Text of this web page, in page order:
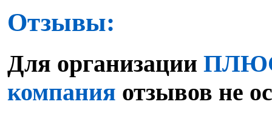
Отзывы:
Для организации
компания отзывов не